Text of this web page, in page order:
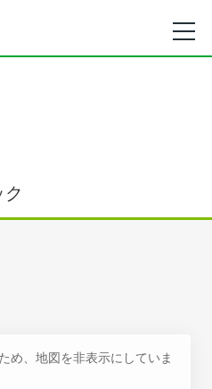
め、地図を非表示にしていま